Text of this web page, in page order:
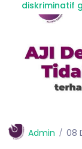
diskriminatif
Admin 08